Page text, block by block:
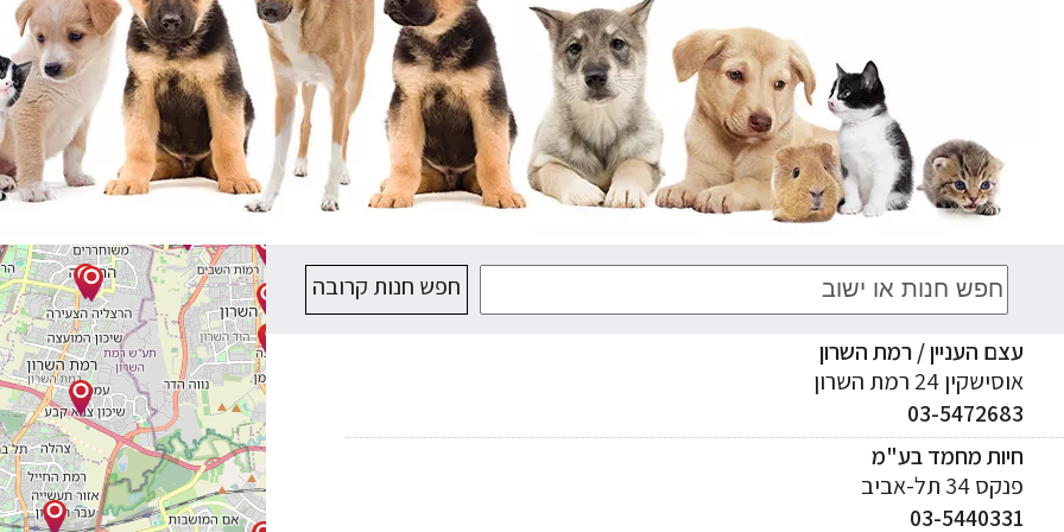
חפש חנות קרובה
עצם העניין / רמת השרון
אוסישקין 24 רמת השרון
03-5472683
חיות מחמד בע"מ
פנקס 34 תל-אביב
03-5440331